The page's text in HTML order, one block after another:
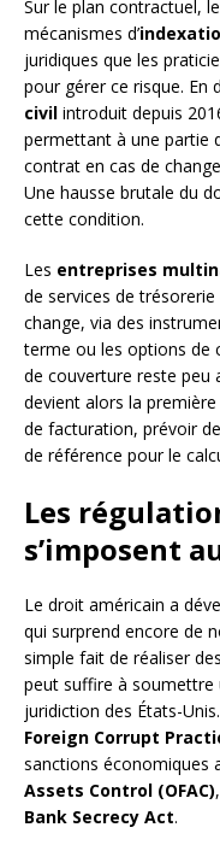
Sur le plan contractuel,
mécanismes d’
juridiques que les
pour gérer ce risque. En
civil introduit depuis
permettant à une partie
contrat en cas de
Une hausse brutale du
cette condition.
Les entreprises
de services de
change, via des
terme ou les options de
de couverture reste peu
devient alors la
de facturation, prévoir
de référence pour le
Les
s’imposent
Le droit américain a
qui surprend encore de
simple fait de réaliser
peut suffire à soumettre
juridiction des États-
Foreign Corrupt
sanctions économiques
Assets Control (OFAC)
Bank Secrecy Act.